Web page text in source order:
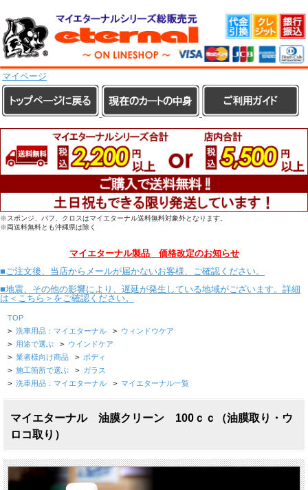
マイページ
※スポンジ、バフ、クロスはマイエターナル送料無料対象外となります。
※両送料無料とも沖縄県は除く
マイエターナル製品 価格改定のお知らせ
■ご注文後、当店からメールが届かないお客様、ご確認ください。
■地震、その他の影響により、遅延が発生している地域がございます。詳細
は＜こちら＞をご確認ください。
TOP
> 洗車用品：マイエターナル > ウィンドウケア
> 用途で選ぶ > ウインドケア
> 業者様向け商品 > ボディ
> 施工箇所で選ぶ > ガラス
> 洗車用品：マイエターナル > マイエターナル一覧
マイエターナル 油膜クリーン 100ｃｃ（油膜取り・ウ
ロコ取り）